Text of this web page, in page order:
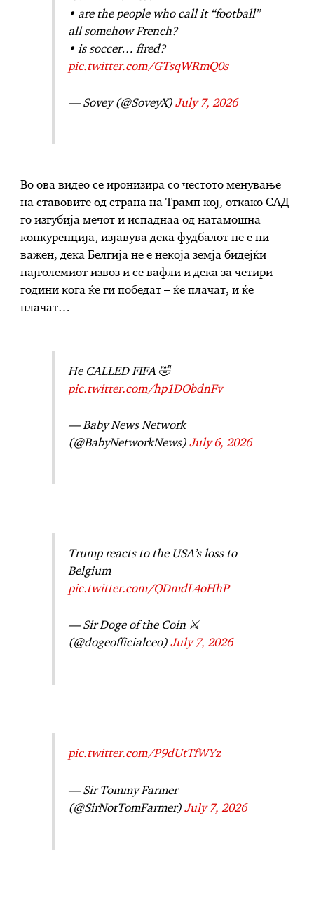
• are the people who call it “football”
all somehow French?
• is soccer… fired?
pic.twitter.com/GTsqWRmQ0s
— Sovey (@SoveyX)July 7, 2026
Во ова видео се иронизира со честото менување
на ставовите од страна на Трамп кој, откако САД
го изгубија мечот и испаднаа од натамошна
конкуренција, изјавува дека фудбалот не е ни
важен, дека Белгија не е некоја земја бидејќи
најголемиот извоз и се вафли и дека за четири
години кога ќе ги победат – ќе плачат, и ќе
плачат…
He CALLED FIFA 🤣
pic.twitter.com/hp1DObdnFv
— Baby News Network
(@BabyNetworkNews)July 6, 2026
Trump reacts to the USA’s loss to
Belgium
pic.twitter.com/QDmdL4oHhP
— Sir Doge of the Coin ⚔️
(@dogeofficialceo)July 7, 2026
pic.twitter.com/P9dUtTfWYz
— Sir Tommy Farmer
(@SirNotTomFarmer)July 7, 2026